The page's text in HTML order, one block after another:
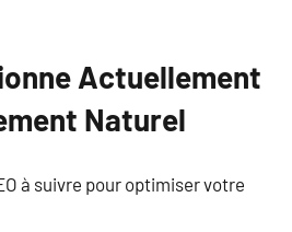
Actuellement
Naturel
à suivre pour optimiser votre